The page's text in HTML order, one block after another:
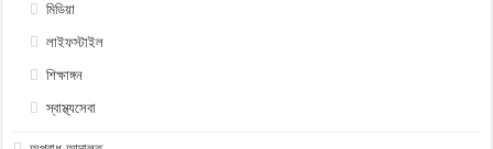
মিডিয়া
লাইফস্টাইল
শিক্ষাঙ্গন
স্বাস্থ্যসেবা